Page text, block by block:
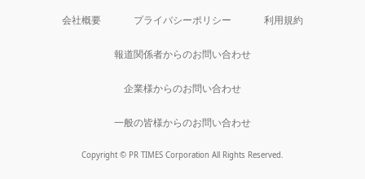
会社概要 プライバシーポリシー 利用規約
報道関係者からのお問い合わせ
企業様からのお問い合わせ
一般の皆様からのお問い合わせ
Copyright © PR TIMES Corporation All Rights Reserved.